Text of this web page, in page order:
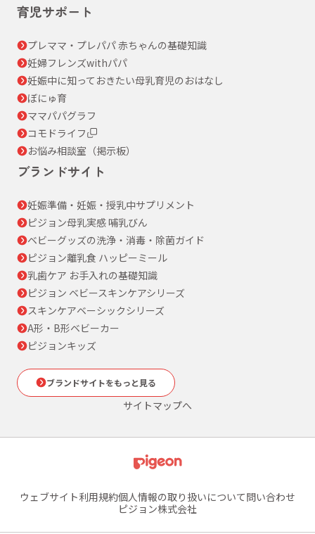
育児サポート
プレママ・プレパパ 赤ちゃんの基礎知識
妊婦フレンズwithパパ
妊娠中に知っておきたい母乳育児のおはなし
ぼにゅ育
ママパパグラフ
コモドライフ
お悩み相談室（掲示板）
ブランドサイト
妊娠準備・妊娠・授乳中サプリメント
ピジョン母乳実感 哺乳びん
ベビーグッズの洗浄・消毒・除菌ガイド
ピジョン離乳食 ハッピーミール
乳歯ケア お手入れの基礎知識
ピジョン ベビースキンケアシリーズ
スキンケアベーシックシリーズ
A形・B形ベビーカー
ピジョンキッズ
ブランドサイトをもっと見る
サイトマップへ
ウェブサイト利用規約個人情報の取り扱いについて問い合わせ
ピジョン株式会社